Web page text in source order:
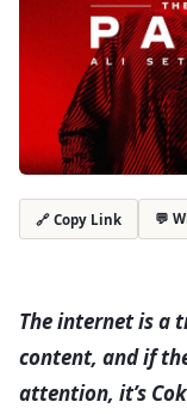
🔗 Copy Link 💬
The internet is a
content, and if
attention, it’s